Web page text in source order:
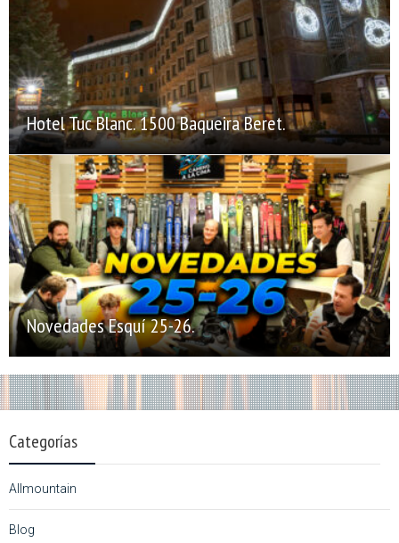
Hotel Tuc Blanc. 1500 Baqueira Beret.
Novedades Esquí 25-26.
Categorías
Allmountain
Blog